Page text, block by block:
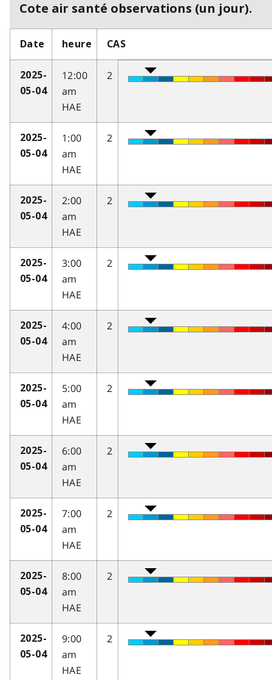
Cote air santé observations (un jour).
Date heure CAS
2025-
05-04
12:00
am
HAE
2
2025-
05-04
1:00
am
HAE
2
2025-
05-04
2:00
am
HAE
2
2025-
05-04
3:00
am
HAE
2
2025-
05-04
4:00
am
HAE
2
2025-
05-04
5:00
am
HAE
2
2025-
05-04
6:00
am
HAE
2
2025-
05-04
7:00
am
HAE
2
2025-
05-04
8:00
am
HAE
2
2025-
05-04
9:00
am
HAE
2